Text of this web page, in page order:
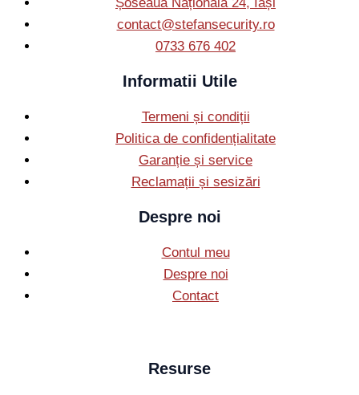
contact@stefansecurity.ro
0733 676 402
Informatii Utile
Termeni și condiții
Politica de confidențialitate
Garanție și service
Reclamații și sesizări
Despre noi
Contul meu
Despre noi
Contact
Resurse